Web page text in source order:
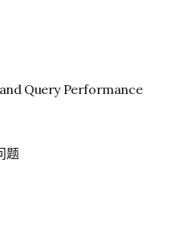
Query Performance
题